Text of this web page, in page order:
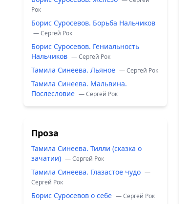
Рок
Борис Суросевов. Борьба Нальчиков
— Сергей Рок
Борис Суросевов. Гениальность
Нальчиков — Сергей Рок
Тамила Синеева. Льяное — Сергей Рок
Тамила Синеева. Мальвина.
Послесловие — Сергей Рок
Проза
Тамила Синеева. Тилли (сказка о
зачатии) — Сергей Рок
Тамила Синеева. Глазастое чудо —
Сергей Рок
Борис Суросевов о себе — Сергей Рок